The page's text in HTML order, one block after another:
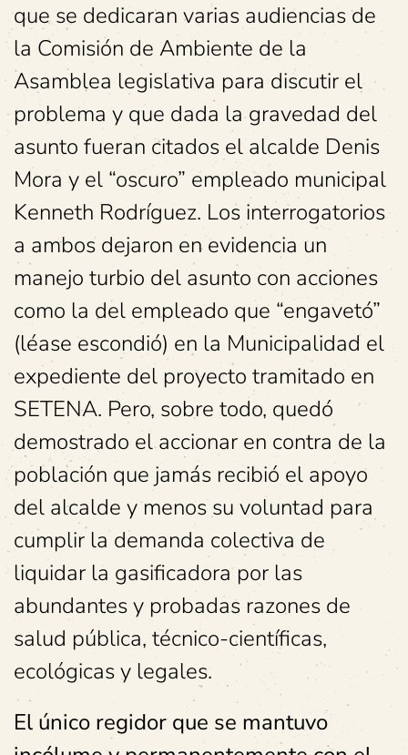
que se dedicaran varias audiencias de
la Comisión de Ambiente de la
Asamblea legislativa para discutir el
problema y que dada la gravedad del
asunto fueran citados el alcalde Denis
Mora y el “oscuro” empleado municipal
Kenneth Rodríguez. Los interrogatorios
a ambos dejaron en evidencia un
manejo turbio del asunto con acciones
como la del empleado que “engavetó”
(léase escondió) en la Municipalidad el
expediente del proyecto tramitado en
SETENA. Pero, sobre todo, quedó
demostrado el accionar en contra de la
población que jamás recibió el apoyo
del alcalde y menos su voluntad para
cumplir la demanda colectiva de
liquidar la gasificadora por las
abundantes y probadas razones de
salud pública, técnico-científicas,
ecológicas y legales.
El único regidor que se mantuvo